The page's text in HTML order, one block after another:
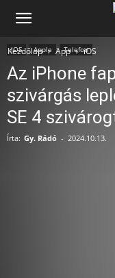
Mobilissimo.hu
Kezdőlap App iOS
iOS Apple Telefon
Az iPhone
szivárgás
SE 4
Írta: Gy. Rádó - 2024.10.13.